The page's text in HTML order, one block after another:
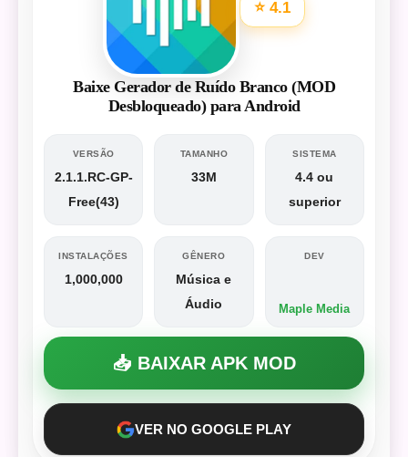
⭐ 4.1
Baixe Gerador de Ruído Branco (MOD
Desbloqueado) para Android
VERSÃO
2.1.1.RC-GP-
Free(43)
TAMANHO
33M
SISTEMA
4.4 ou
superior
INSTALAÇÕES
1,000,000
GÊNERO
Música e
Áudio
DEV
Maple Media
📥 BAIXAR APK MOD
VER NO GOOGLE PLAY